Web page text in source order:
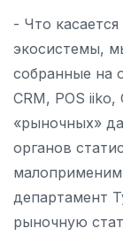
- Что
экосистемы,
собранные на
CRM, POS
«рыночных»
органов
департамент
рыночную